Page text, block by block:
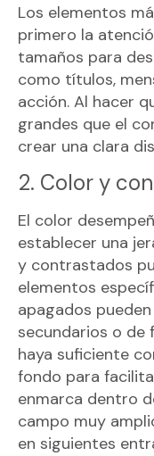
Los elementos
primero la
tamaños para
como títulos,
acción. Al hacer
grandes que el
crear una clara
2. Color y
El color
establecer una
y contrastados
elementos
apagados
secundarios o de
haya suficiente
fondo para
enmarca dentro
campo muy
en siguientes